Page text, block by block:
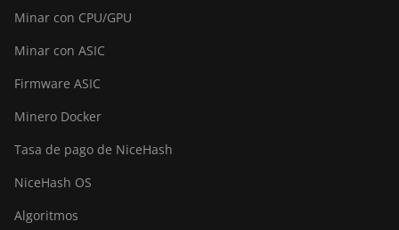
Minar con CPU/GPU
Minar con ASIC
Firmware ASIC
Minero Docker
Tasa de pago de NiceHash
NiceHash OS
Algoritmos